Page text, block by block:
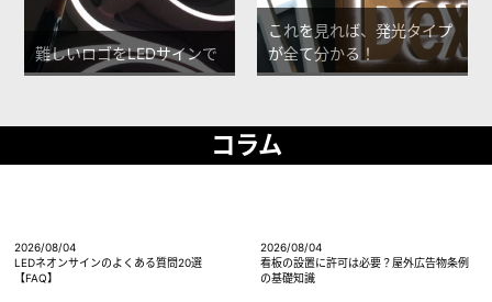
難しいロゴをLEDサインで
これを見れば、発光タイプ
が全て分かる！
コラム
2026/08/04
LEDネオンサインのよくある質問20選
【FAQ】
2026/08/04
看板の設置に許可は必要？屋外広告物条例
の基礎知識